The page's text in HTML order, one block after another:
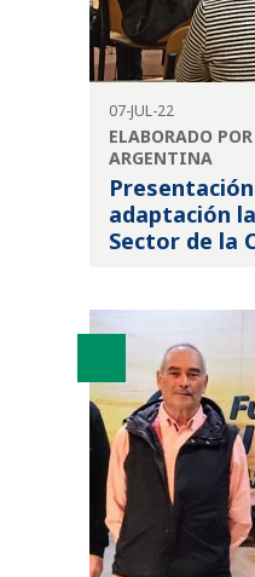
07-JUL-22
ELABORADO
ARGENTINA
adaptación
Sector de la